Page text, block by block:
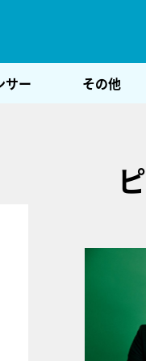
サー その他